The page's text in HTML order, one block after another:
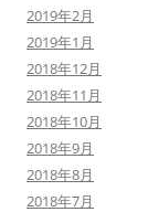
2019年2月
2019年1月
2018年12月
2018年11月
2018年10月
2018年9月
2018年8月
2018年7月